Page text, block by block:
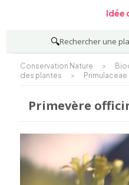
Idée
🔍Rechercher une
Conservation Nature >
des plantes
> Primulaceae
Primevère